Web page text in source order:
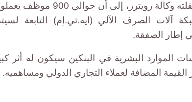
وأشار سيتي بنك، في بيان آخر نقلته وكالة رويترز، إلى أن حوالي 900
آلات الصرف الآلي (ايه.تي.إم) التابعة
إطار الصفقة.
الموارد البشرية في البنكين سيكون له أثر
القيمة المضافة لعملاء التجاري الدولي ومساهميه.